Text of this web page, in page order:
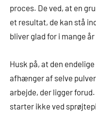
proces. De ved, at en
et resultat, de kan stå
bliver glad for i mange
Husk på, at den
afhænger af selve
arbejde, der ligger
starter ikke ved